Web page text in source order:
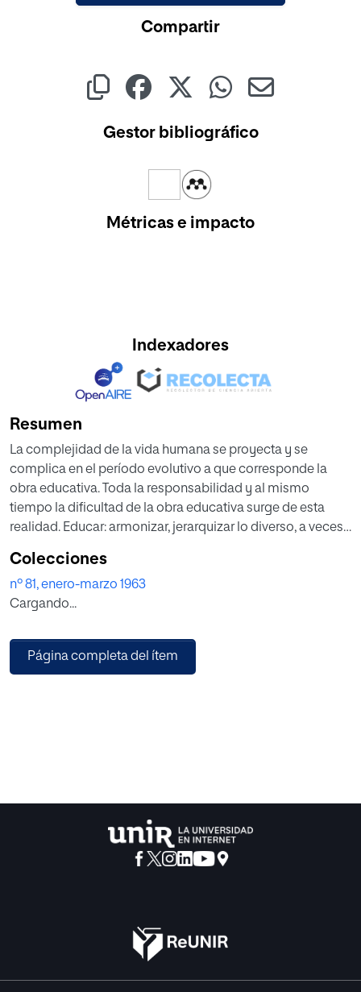
Compartir
Gestor bibliográfico
Métricas e impacto
Indexadores
Resumen
La complejidad de la vida humana se proyecta y se
complica en el período evolutivo a que corresponde la
obra educativa. Toda la responsabilidad y al mismo
tiempo la dificultad de la obra educativa surge de esta
realidad. Educar: armonizar, jerarquizar lo diverso, a veces
profundamente adormecido; colaborar con la consciencia
y con la inconsciencia del educando para la mejor
realización suya; colaborar con la naturaleza y con la
para terminar-es lo que se pretende-en el acabamiento
operativo de la persona por la posesión en plenitud, y para
Colecciones
nº 81, enero-marzo 1963
Cargando...
Página completa del ítem